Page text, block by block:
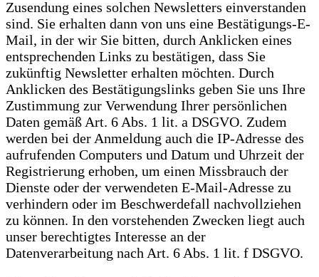
Zusendung eines solchen Newsletters einverstanden
sind. Sie erhalten dann von uns eine Bestätigungs-E-
Mail, in der wir Sie bitten, durch Anklicken eines
entsprechenden Links zu bestätigen, dass Sie
zukünftig Newsletter erhalten möchten. Durch
Anklicken des Bestätigungslinks geben Sie uns Ihre
Zustimmung zur Verwendung Ihrer persönlichen
Daten gemäß Art. 6 Abs. 1 lit. a DSGVO. Zudem
werden bei der Anmeldung auch die IP-Adresse des
aufrufenden Computers und Datum und Uhrzeit der
Registrierung erhoben, um einen Missbrauch der
Dienste oder der verwendeten E-Mail-Adresse zu
verhindern oder im Beschwerdefall nachvollziehen
zu können. In den vorstehenden Zwecken liegt auch
unser berechtigtes Interesse an der
Datenverarbeitung nach Art. 6 Abs. 1 lit. f DSGVO.